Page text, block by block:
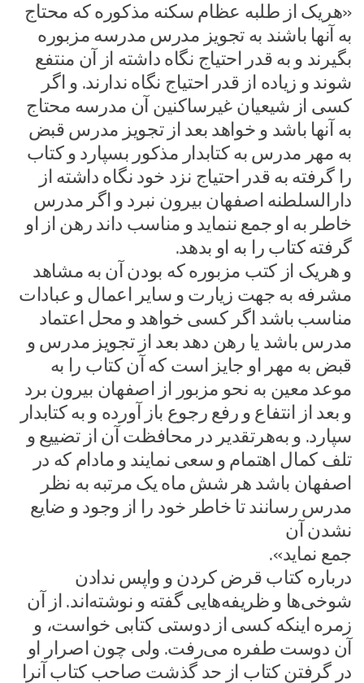
«هریک از طلبه عظام سکنه مذکوره که محتاج
به آنها باشند به تجویز مدرس مدرسه مزبوره
بگیرند و به قدر احتیاج نگاه داشته از آن منتفع
شوند و زیاده از قدر احتیاج نگاه ندارند. و اگر
کسی از شیعیان غیرساکنین آن مدرسه محتاج
به آنها باشد و خواهد بعد از تجویز مدرس قبض
به مهر مدرس به کتابدار مذکور بسپارد و کتاب
را گرفته به قدر احتیاج نزد خود نگاه داشته از
دارالسلطنه اصفهان بیرون نبرد و اگر مدرس
خاطر به او جمع ننماید و مناسب داند رهن از او
گرفته کتاب را به او بدهد.
و هریک از کتب مزبوره که بودن آن به مشاهد
مشرفه به جهت زیارت و سایر اعمال و عبادات
مناسب باشد اگر کسی خواهد و محل اعتماد
مدرس باشد یا رهن دهد بعد از تجویز مدرس و
قبض به مهر او جایز است که آن کتاب را به
موعد معین به نحو مزبور از اصفهان بیرون برد
و بعد از انتفاع و رفع رجوع باز آورده و به کتابدار
سپارد. و به‌هرتقدیر در محافظت آن از تضییع و
تلف کمال اهتمام و سعی نمایند و مادام که در
اصفهان باشد هر شش ماه یک مرتبه به نظر
مدرس رسانند تا خاطر خود را از وجود و ضایع
نشدن آن
جمع نماید».
درباره کتاب قرض کردن و واپس ندادن
شوخی‌ها و ظریفه‌هایی گفته و نوشته‌اند. از آن
زمره اینکه کسی از دوستی کتابی خواست، و
آن دوست طفره می‌رفت. ولی چون اصرار او
در گرفتن کتاب از حد گذشت صاحب کتاب آنرا